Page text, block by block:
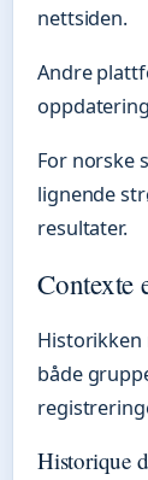
nettsiden.
Andre
For norske
lignende
resultater.
Contexte
Historikken
både
Historique